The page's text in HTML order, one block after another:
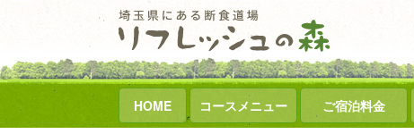
HOME コースメニュー ご宿泊料金